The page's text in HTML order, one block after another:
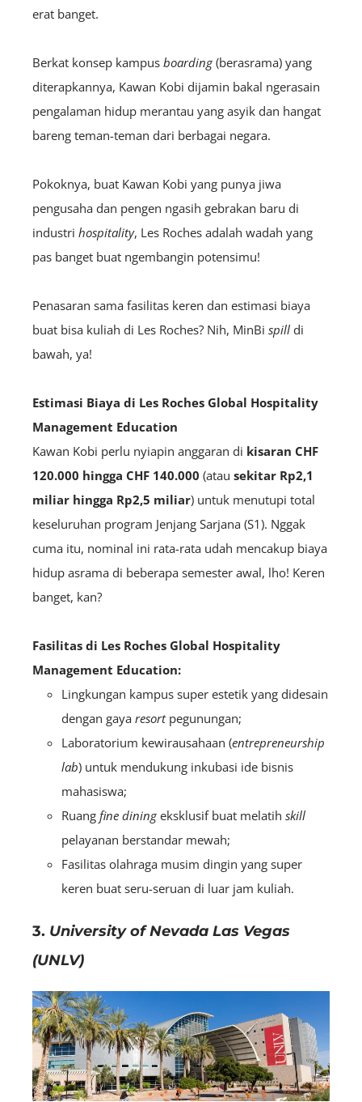
erat banget.
Berkat konsep kampus boarding(berasrama) yang
diterapkannya, Kawan Kobi dijamin bakal ngerasain
pengalaman hidup merantau yang asyik dan hangat
bareng teman-teman dari berbagai negara.
Pokoknya, buat Kawan Kobi yang punya jiwa
pengusaha dan pengen ngasih gebrakan baru di
industri hospitality, Les Roches adalah wadah yang
pas banget buat ngembangin potensimu!
Penasaran sama fasilitas keren dan estimasi biaya
buat bisa kuliah di Les Roches? Nih, MinBi spill di
bawah, ya!
Estimasi Biaya di Les Roches Global Hospitality
Management Education
Kawan Kobi perlu nyiapin anggaran di kisaran CHF
120.000 hingga CHF 140.000 (atau sekitar Rp2,1
miliar hingga Rp2,5 miliar) untuk menutupi total
keseluruhan program Jenjang Sarjana (S1). Nggak
cuma itu, nominal ini rata-rata udah mencakup biaya
hidup asrama di beberapa semester awal, lho! Keren
banget, kan?
Fasilitas di Les Roches Global Hospitality
Management Education:
Lingkungan kampus super estetik yang didesain
dengan gaya resortpegunungan;
Laboratorium kewirausahaan (entrepreneurship
lab) untuk mendukung inkubasi ide bisnis
mahasiswa;
Ruang fine diningeksklusif buat melatih skill
pelayanan berstandar mewah;
Fasilitas olahraga musim dingin yang super
keren buat seru-seruan di luar jam kuliah.
3. University of Nevada Las Vegas
(UNLV)